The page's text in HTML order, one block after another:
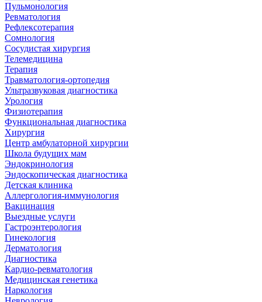
Пульмонология
Ревматология
Рефлексотерапия
Сомнология
Сосудистая хирургия
Телемедицина
Терапия
Травматология-ортопедия
Ультразвуковая диагностика
Урология
Физиотерапия
Функциональная диагностика
Хирургия
Центр амбулаторной хирургии
Школа будущих мам
Эндокринология
Эндоскопическая диагностика
Детская клиника
Аллергология-иммунология
Вакцинация
Выездные услуги
Гастроэнтерология
Гинекология
Дерматология
Диагностика
Кардио-ревматология
Медицинская генетика
Наркология